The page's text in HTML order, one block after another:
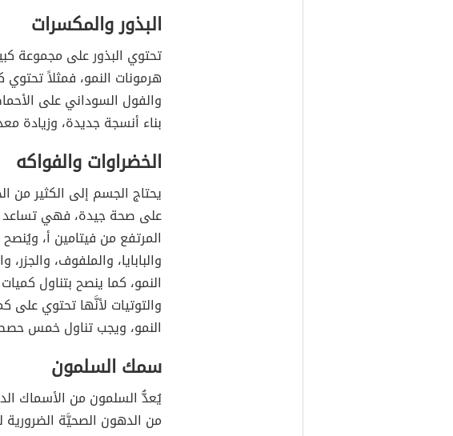
البذور والمكسرات
تحتوي البذور على مجموعة
هرمونات النمو، فمثلاً
والفول السوداني على
بناء أنسجة جديدة، وزيادة
الخضراوات والفواكه
يحتاج الجسم إلى الكثير من
على صحة جيدة، فهي تساعد
المرتفع من فيتامين أ،
والبابايا، والملفوف،
النمو، كما ينصح بتناول
والتوتيات لأنَّها تحتوي على
النمو، ويجب تناول خمس
سمك السلمون
من الدهون الصحيَّة الضرورية